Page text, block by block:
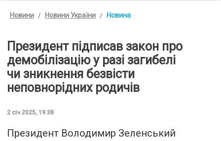
Новини Новини України Новина
Президент підписав закон про
демобілізацію у разі загибелі
чи зникнення безвісти
неповнорідних родичів
2 січ 2025, 19:38
Президент Володимир Зеленський